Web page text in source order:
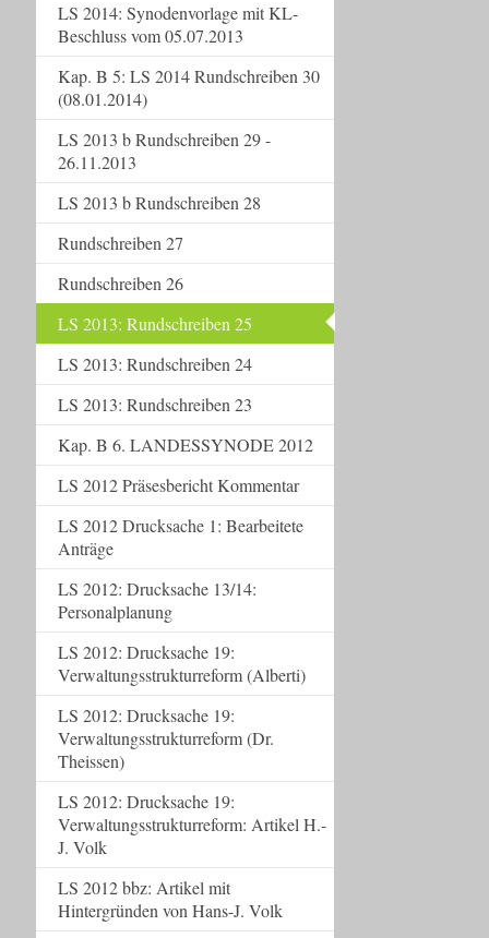
LS 2014: Synodenvorlage mit KL-
Beschluss vom 05.07.2013
Kap. B 5: LS 2014 Rundschreiben 30
(08.01.2014)
LS 2013 b Rundschreiben 29 -
26.11.2013
LS 2013 b Rundschreiben 28
Rundschreiben 27
Rundschreiben 26
LS 2013: Rundschreiben 25
LS 2013: Rundschreiben 24
LS 2013: Rundschreiben 23
Kap. B 6. LANDESSYNODE 2012
LS 2012 Präsesbericht Kommentar
LS 2012 Drucksache 1: Bearbeitete
Anträge
LS 2012: Drucksache 13/14:
Personalplanung
LS 2012: Drucksache 19:
Verwaltungsstrukturreform (Alberti)
LS 2012: Drucksache 19:
Verwaltungsstrukturreform (Dr.
Theissen)
LS 2012: Drucksache 19:
Verwaltungsstrukturreform: Artikel H.-
J. Volk
LS 2012 bbz: Artikel mit
Hintergründen von Hans-J. Volk